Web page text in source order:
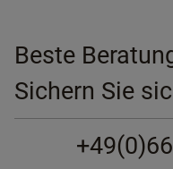
Beste
Sichern Sie